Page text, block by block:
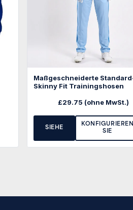
Maßgeschneiderte
Skinny Fit Trainingshosen
£29.75 (ohne MwSt.)
SIEHE
KONFIGURIEREN
SIE